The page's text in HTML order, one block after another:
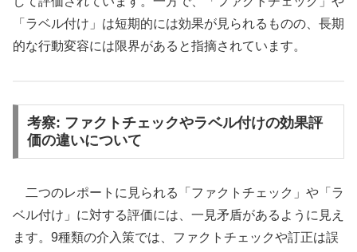
「ラベル付け」は短期的には効果が見られるものの、長期
的な行動変容には限界があると指摘されています。
考察: ファクトチェックやラベル付けの効果評
価の違いについて
二つのレポートに見られる「ファクトチェック」や「ラ
ベル付け」に対する評価には、一見矛盾があるように見え
ます。9種類の介入策では、ファクトチェックや訂正は誤